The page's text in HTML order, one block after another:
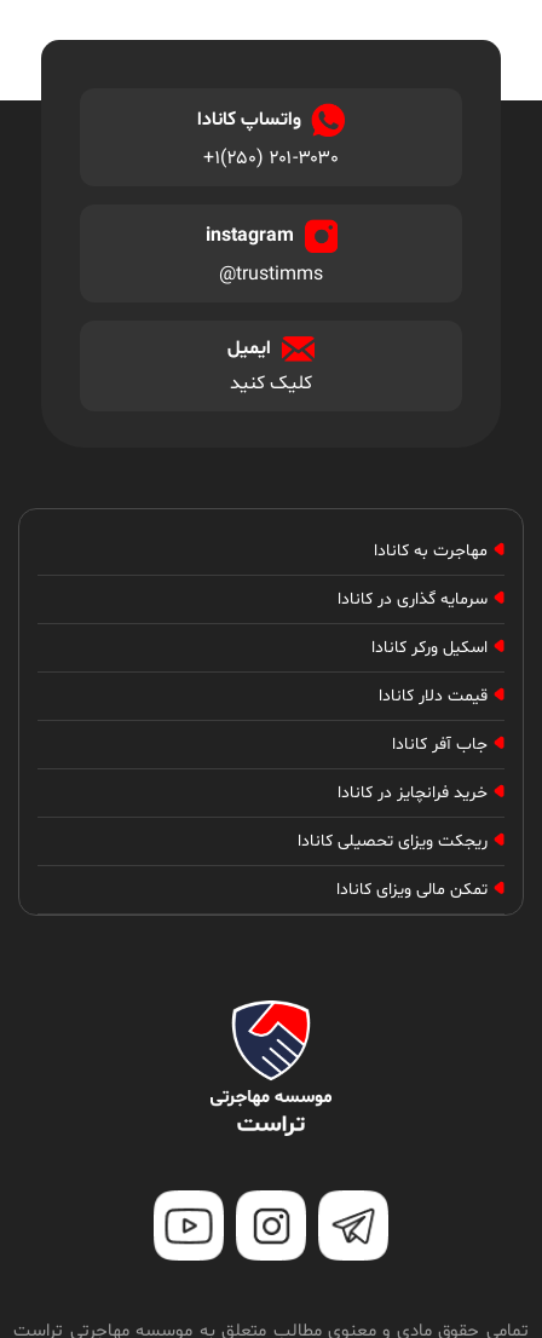
واتساپ کانادا
+۱(۲۵۰) ۲۰۱-۳۰۳۰
instagram
@trustimms
ایمیل
کلیک کنید
مهاجرت به کانادا
سرمایه گذاری در کانادا
اسکیل ورکر کانادا
قیمت دلار کانادا
جاب آفر کانادا
خرید فرانچایز در کانادا
ریجکت ویزای تحصیلی کانادا
تمکن مالی ویزای کانادا
تمامی حقوق مادی و معنوی مطالب متعلق به موسسه مهاجرتی تراست